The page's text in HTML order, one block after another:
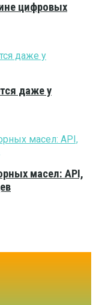
цифровых
даже у
масел: API,